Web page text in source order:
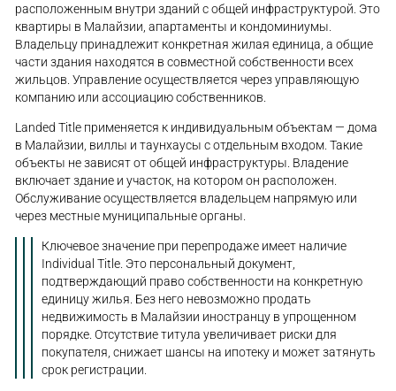
расположенным внутри зданий с общей инфраструктурой. Это
квартиры в Малайзии, апартаменты и кондоминиумы.
Владельцу принадлежит конкретная жилая единица, а общие
части здания находятся в совместной собственности всех
жильцов. Управление осуществляется через управляющую
компанию или ассоциацию собственников.
Landed Title применяется к индивидуальным объектам — дома
в Малайзии, виллы и таунхаусы с отдельным входом. Такие
объекты не зависят от общей инфраструктуры. Владение
включает здание и участок, на котором он расположен.
Обслуживание осуществляется владельцем напрямую или
через местные муниципальные органы.
Ключевое значение при перепродаже имеет наличие
Individual Title. Это персональный документ,
подтверждающий право собственности на конкретную
единицу жилья. Без него невозможно продать
недвижимость в Малайзии иностранцу в упрощенном
порядке. Отсутствие титула увеличивает риски для
покупателя, снижает шансы на ипотеку и может затянуть
срок регистрации.